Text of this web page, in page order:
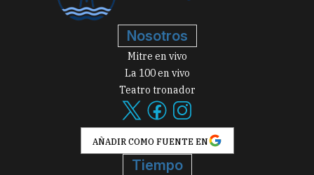
Nosotros
Mitre en vivo
La 100 en vivo
Teatro tronador
AÑADIR COMO FUENTE EN
Tiempo